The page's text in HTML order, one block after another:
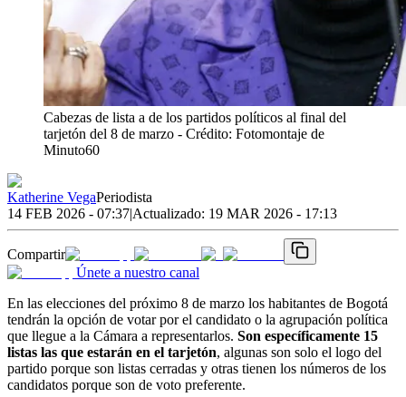
Cabezas de lista a de los partidos políticos al final del
tarjetón del 8 de marzo - Crédito: Fotomontaje de
Minuto60
Katherine VegaPeriodista
14 FEB 2026 - 07:37|Actualizado: 19 MAR 2026 - 17:13
Compartir
Únete a nuestro canal
En las elecciones del próximo 8 de marzo los habitantes de Bogotá
tendrán la opción de votar por el candidato o la agrupación política
que llegue a la Cámara a representarlos. Son específicamente 15
listas las que estarán en el tarjetón, algunas son solo el logo del
partido porque son listas cerradas y otras tienen los números de los
candidatos porque son de voto preferente.